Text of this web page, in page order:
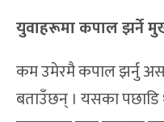
युवाहरूमा कपाल झर्ने
कम उमेरमै कपाल झर्नु
बताउँछन् । यसका